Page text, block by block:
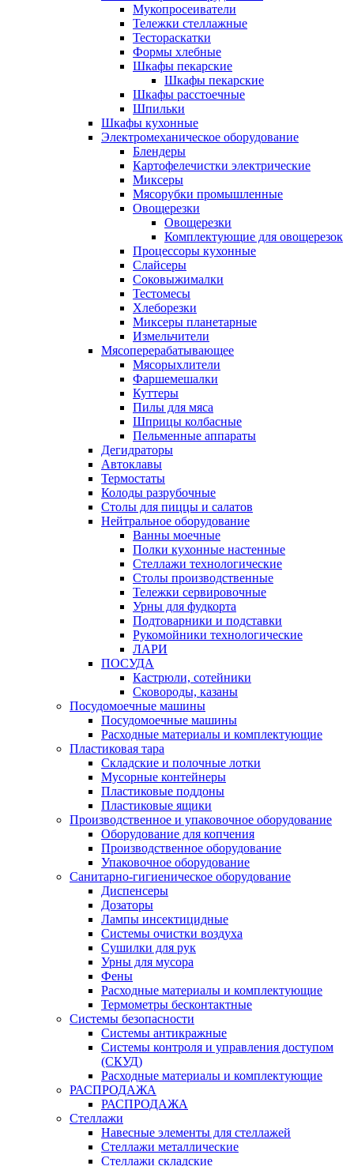
Мукопросеиватели
Тележки стеллажные
Тестораскатки
Формы хлебные
Шкафы пекарские
Шкафы пекарские
Шкафы расстоечные
Шпильки
Шкафы кухонные
Электромеханическое оборудование
Блендеры
Картофелечистки электрические
Миксеры
Мясорубки промышленные
Овощерезки
Овощерезки
Комплектующие для овощерезок
Процессоры кухонные
Слайсеры
Соковыжималки
Тестомесы
Хлеборезки
Миксеры планетарные
Измельчители
Мясоперерабатывающее
Мясорыхлители
Фаршемешалки
Куттеры
Пилы для мяса
Шприцы колбасные
Пельменные аппараты
Дегидраторы
Автоклавы
Термостаты
Колоды разрубочные
Столы для пиццы и салатов
Нейтральное оборудование
Ванны моечные
Полки кухонные настенные
Стеллажи технологические
Столы производственные
Тележки сервировочные
Урны для фудкорта
Подтоварники и подставки
Рукомойники технологические
ЛАРИ
ПОСУДА
Кастрюли, сотейники
Сковороды, казаны
Посудомоечные машины
Посудомоечные машины
Расходные материалы и комплектующие
Пластиковая тара
Складские и полочные лотки
Мусорные контейнеры
Пластиковые поддоны
Пластиковые ящики
Производственное и упаковочное оборудование
Оборудование для копчения
Производственное оборудование
Упаковочное оборудование
Санитарно-гигиеническое оборудование
Диспенсеры
Дозаторы
Лампы инсектицидные
Системы очистки воздуха
Сушилки для рук
Урны для мусора
Фены
Расходные материалы и комплектующие
Термометры бесконтактные
Системы безопасности
Системы антикражные
Системы контроля и управления доступом
(СКУД)
Расходные материалы и комплектующие
РАСПРОДАЖА
РАСПРОДАЖА
Стеллажи
Навесные элементы для стеллажей
Стеллажи металлические
Стеллажи складские